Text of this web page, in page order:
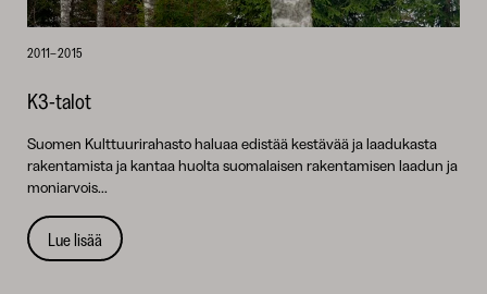
2011–2015
K3-talot
Suomen Kulttuurirahasto haluaa edistää kestävää ja laadukasta
rakentamista ja kantaa huolta suomalaisen rakentamisen laadun ja
moniarvois...
Lue lisää